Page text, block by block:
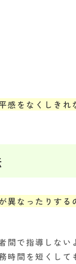
感をなくしきれ
異なったりする
間で指導しな
時間を短くして